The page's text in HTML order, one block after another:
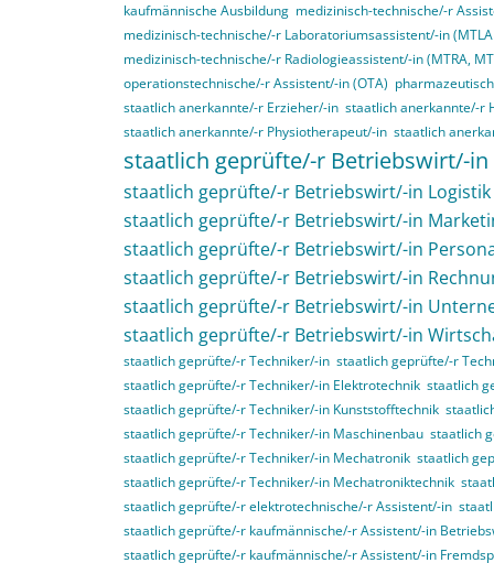
kaufmännische Ausbildung medizinisch-technische/-r
medizinisch-technische/-r Laboratoriumsassistent/-in
medizinisch-technische/-r Radiologieassistent/-in (MTRA,
operationstechnische/-r Assistent/-in (OTA)
staatlich anerkannte/-r Erzieher/-in staatlich anerkannte/-r
staatlich anerkannte/-r Physiotherapeut/-in staatlich
staatlich geprüfte/-r Betriebswirt/-in
staatlich geprüfte/-r Betriebswirt/-in Logistik
staatlich geprüfte/-r Betriebswirt/-in
staatlich geprüfte/-r Betriebswirt/-in
staatlich geprüfte/-r Betriebswirt/-in
staatlich geprüfte/-r Betriebswirt/-in
staatlich geprüfte/-r Betriebswirt/-in
staatlich geprüfte/-r Techniker/-in staatlich geprüfte/-r
staatlich geprüfte/-r Techniker/-in Elektrotechnik staatlich
staatlich geprüfte/-r Techniker/-in Kunststofftechnik
staatlich geprüfte/-r Techniker/-in Maschinenbau staatlich
staatlich geprüfte/-r Techniker/-in Mechatronik staatlich
staatlich geprüfte/-r Techniker/-in Mechatroniktechnik
staatlich geprüfte/-r elektrotechnische/-r Assistent/-in
staatlich geprüfte/-r kaufmännische/-r Assistent/-in
staatlich geprüfte/-r kaufmännische/-r Assistent/-in